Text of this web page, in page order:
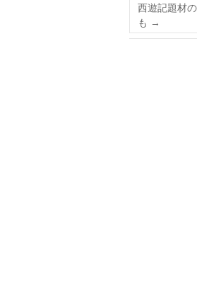
西遊記題材
も →